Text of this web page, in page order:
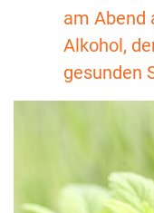
am Abend
Alkohol,
gesunden